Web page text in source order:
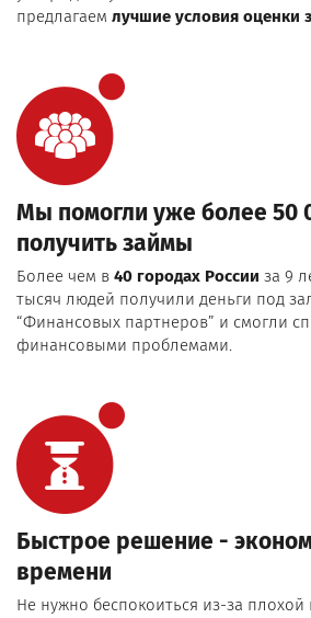
предлагаем лучшие условия оценки
Мы помогли уже более 50
получить займы
Более чем в40 городах России за 9
тысяч людей получили деньги под
“Финансовых партнеров” и смогли
финансовыми проблемами.
Быстрое решение -
времени
Не нужно беспокоиться из-за